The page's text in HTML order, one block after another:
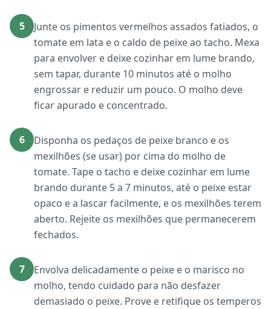
5
Junte os pimentos vermelhos assados fatiados, o
tomate em lata e o caldo de peixe ao tacho. Mexa
para envolver e deixe cozinhar em lume brando,
sem tapar, durante 10 minutos até o molho
engrossar e reduzir um pouco. O molho deve
ficar apurado e concentrado.
6
Disponha os pedaços de peixe branco e os
mexilhões (se usar) por cima do molho de
tomate. Tape o tacho e deixe cozinhar em lume
brando durante 5 a 7 minutos, até o peixe estar
opaco e a lascar facilmente, e os mexilhões terem
aberto. Rejeite os mexilhões que permanecerem
fechados.
7
Envolva delicadamente o peixe e o marisco no
molho, tendo cuidado para não desfazer
demasiado o peixe. Prove e retifique os temperos